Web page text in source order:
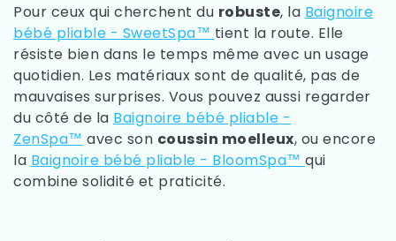
Pour ceux qui cherchent du robuste, la Baignoire
bébé pliable - SweetSpa™ tient la route. Elle
résiste bien dans le temps même avec un usage
quotidien. Les matériaux sont de qualité, pas de
mauvaises surprises. Vous pouvez aussi regarder
du côté de la Baignoire bébé pliable -
ZenSpa™ avec son coussin moelleux, ou encore
la Baignoire bébé pliable - BloomSpa™ qui
combine solidité et praticité.